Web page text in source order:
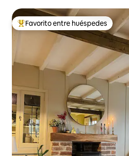
Favorito entre huéspedes
Favorito entre huéspedes